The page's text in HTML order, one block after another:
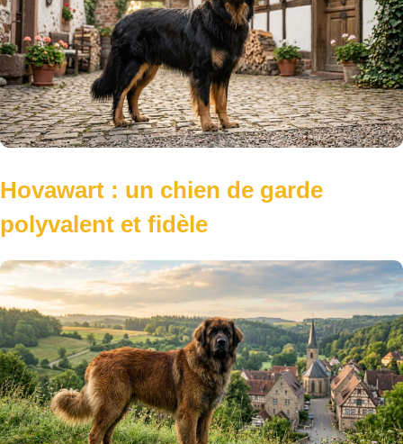
polyvalent et fidèle
Leonberg : un géant doux au cœur
d’or